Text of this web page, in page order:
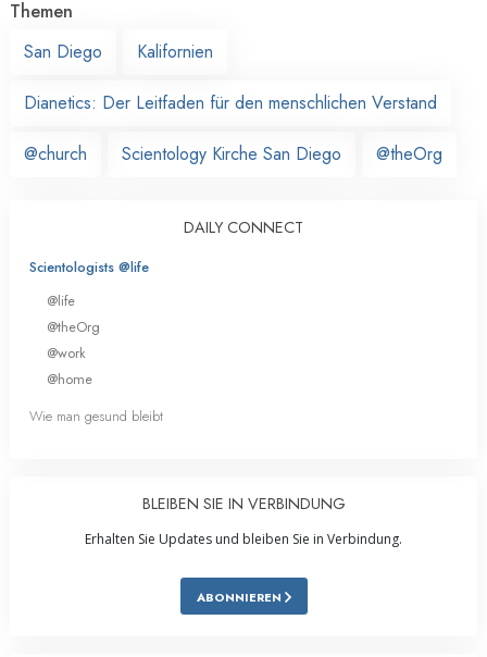
Themen
San Diego
Kalifornien
Dianetics: Der Leitfaden für den menschlichen Verstand
@church Scientology Kirche San Diego @theOrg
DAILY CONNECT
Scientologists @life
@life
@theOrg
@work
@home
Wie man gesund bleibt
BLEIBEN SIE IN VERBINDUNG
Erhalten Sie Updates und bleiben Sie in Verbindung.
ABONNIEREN